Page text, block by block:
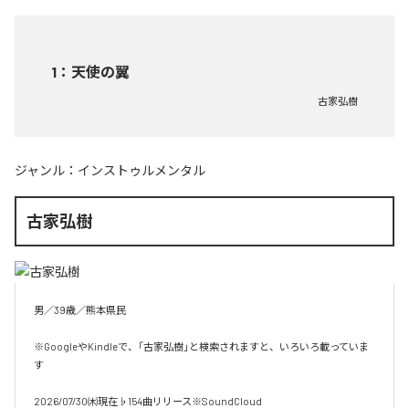
1 ： 天使の翼
古家弘樹
ジャンル： インストゥルメンタル
古家弘樹
男／39歳／熊本県民
※GoogleやKindleで、「古家弘樹」と検索されますと、いろいろ載っていま
す
2026/07/30㈭現在♭154曲リリース※SoundCloud